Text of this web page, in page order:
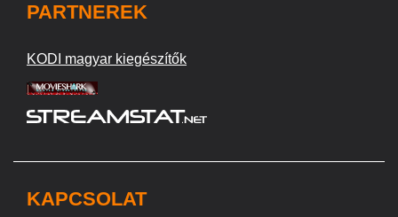
PARTNEREK
KODI magyar kiegészítők
KAPCSOLAT